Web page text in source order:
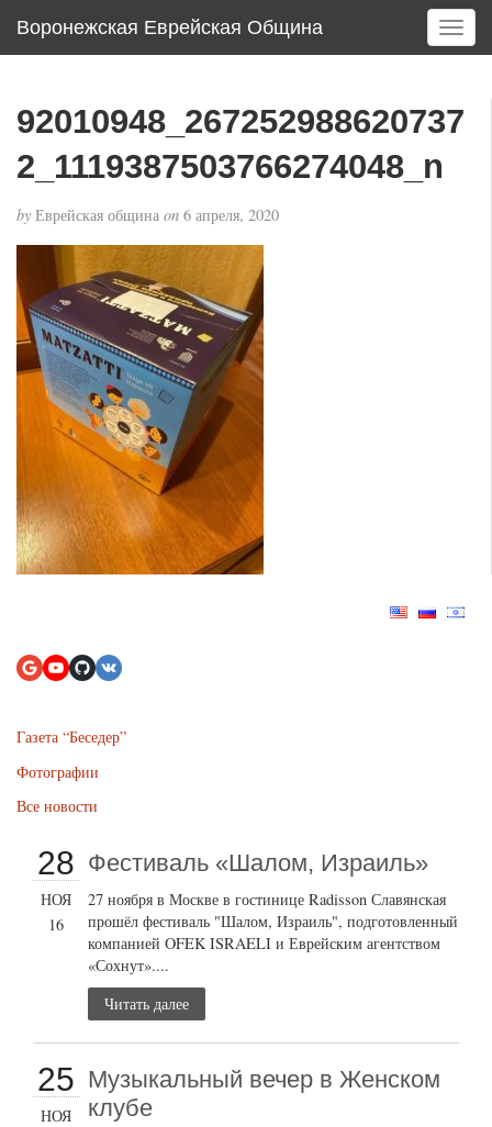
Воронежская Еврейская Община
T
o
l
92010948_267252988620737
2_1119387503766274048_n
by Еврейская община on 6 апреля, 2020
Газета “Беседер”
Фотографии
Все новости
28
НОЯ
16
Фестиваль «Шалом, Израиль»
27 ноября в Москве в гостинице Radisson Славянская
прошёл фестиваль "Шалом, Израиль", подготовленный
компанией OFEK ISRAELI и Еврейским агентством
«Сохнут»....
Читать далее
25
НОЯ
Музыкальный вечер в Женском
клубе